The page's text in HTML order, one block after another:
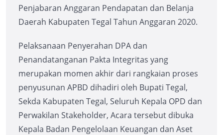
Penjabaran Anggaran Pendapatan dan Belanja
Daerah Kabupaten Tegal Tahun Anggaran 2020.
Pelaksanaan Penyerahan DPA dan
Penandatanganan Pakta Integritas yang
merupakan momen akhir dari rangkaian proses
penyusunan APBD dihadiri oleh Bupati Tegal,
Sekda Kabupaten Tegal, Seluruh Kepala OPD dan
Perwakilan Stakeholder, Acara tersebut dibuka
Kepala Badan Pengelolaan Keuangan dan Aset